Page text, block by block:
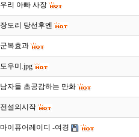
우리 아빠 사장
장도리 당선후엔
군복효과
도우미.jpg
남자들 초공감하는 만화
전설의시작
마이퓨어레이디 -여경